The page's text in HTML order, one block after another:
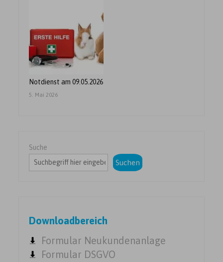
Notdienst am 09.05.2026
5. Mai 2026
Suche
Suchen
Downloadbereich
Formular Neukundenanlage
Formular DSGVO